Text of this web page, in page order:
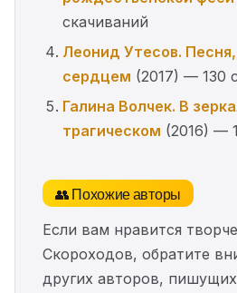
скачиваний
Леонид Утесов.
сердцем (2017) — 130
Галина Волчек. В
трагическом (2016) —
👥 Похожие авторы
Если вам нравится
Скороходов, обратите
других авторов,